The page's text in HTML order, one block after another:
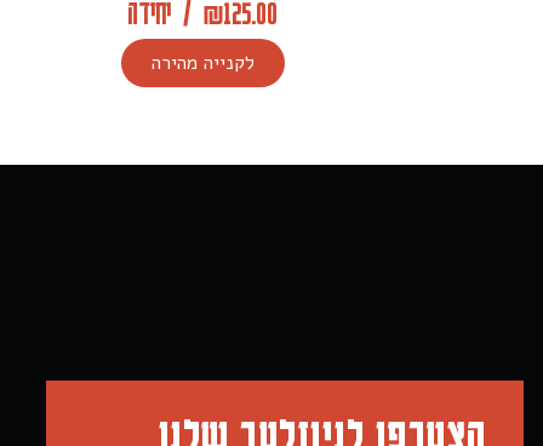
₪125.00
/ יחידה
לקנייה מהירה
הצטרפו לניוזלטר שלנו